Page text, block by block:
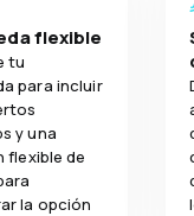
flexible
tu
para incluir
y una
flexible de
la opción